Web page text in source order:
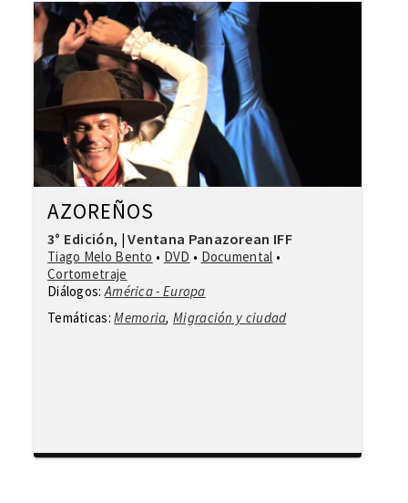
AZOREÑOS
3° Edición, |Ventana Panazorean IFF
Tiago Melo Bento • DVD • Documental •
Cortometraje
Diálogos:América - Europa
Temáticas: Memoria,Migración y ciudad